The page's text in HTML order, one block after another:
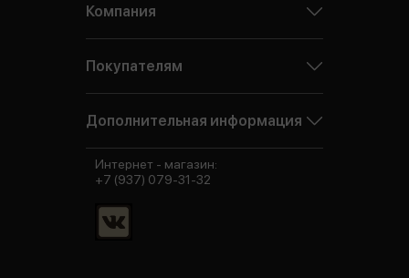
Компания
Покупателям
Дополнительная информация
Интернет - магазин:
+7 (937) 079-31-32